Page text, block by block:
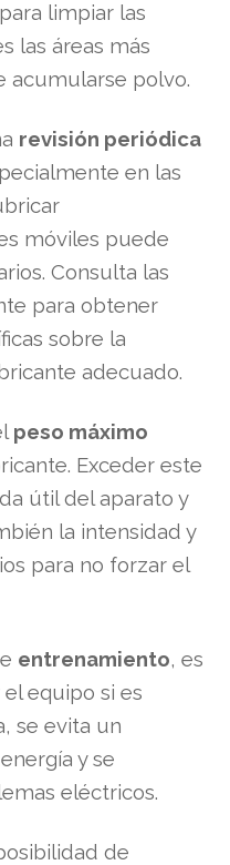
limpiar las
las áreas más
acumularse polvo.
revisión periódica
en las
móviles puede
Consulta las
para obtener
sobre la
adecuado.
peso máximo
Exceder este
útil del aparato y
la intensidad y
para no forzar el
entrenamiento, es
equipo si es
se evita un
y se
eléctricos.
de